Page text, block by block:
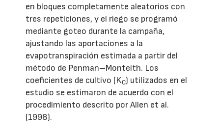
en bloques completamente aleatorios con
tres repeticiones, y el riego se programó
mediante goteo durante la campaña,
ajustando las aportaciones a la
evapotranspiración estimada a partir del
método de Penman–Monteith. Los
coeficientes de cultivo (KC) utilizados en el
estudio se estimaron de acuerdo con el
procedimiento descrito por Allen et al.
(1998).